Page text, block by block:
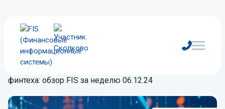
Блог
финтеха: обзор FIS за неделю 06.12.24